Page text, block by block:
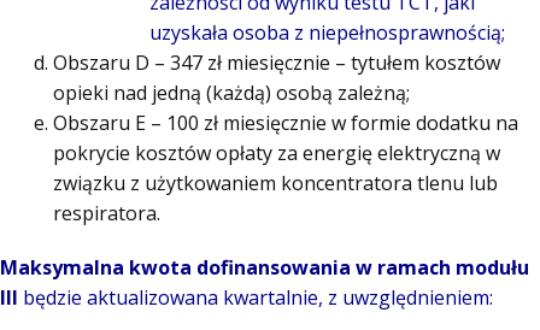
uzyskała osoba z niepełnosprawnością;
Obszaru D – 347 zł miesięcznie – tytułem kosztów
opieki nad jedną (każdą) osobą zależną;
Obszaru E – 100 zł miesięcznie w formie dodatku na
pokrycie kosztów opłaty za energię elektryczną w
związku z użytkowaniem koncentratora tlenu lub
respiratora.
Maksymalna kwota dofinansowania w ramach modułu
III będzie aktualizowana kwartalnie, z uwzględnieniem: